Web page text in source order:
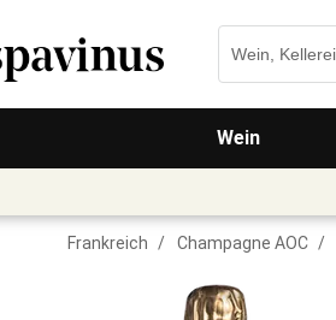
Wein
Frankreich / Champagne AOC /